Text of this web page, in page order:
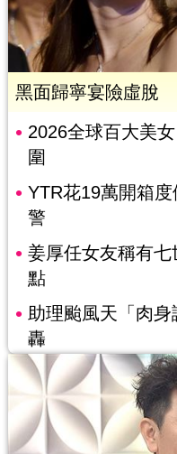
黑面歸寧宴險虛脫
2026全球百大美
圍
YTR花19萬開箱
警
姜厚任女友稱有
點
助理颱風天「肉
轟